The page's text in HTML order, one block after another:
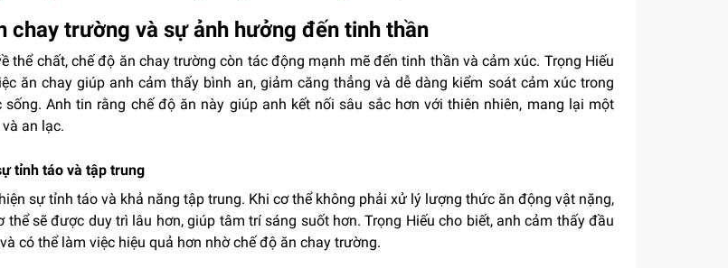
chay trường và sự ảnh hưởng đến tinh thần
thể chất, chế độ ăn chay trường còn tác động mạnh mẽ đến tinh thần và cảm xúc. Trọng Hiếu
ăn chay giúp anh cảm thấy bình an, giảm căng thẳng và dễ dàng kiểm soát cảm xúc trong
sống. Anh tin rằng chế độ ăn này giúp anh kết nối sâu sắc hơn với thiên nhiên, mang lại một
an lạc.
tỉnh táo và tập trung
sự tỉnh táo và khả năng tập trung. Khi cơ thể không phải xử lý lượng thức ăn động vật nặng,
thể sẽ được duy trì lâu hơn, giúp tâm trí sáng suốt hơn. Trọng Hiếu cho biết, anh cảm thấy đầu
có thể làm việc hiệu quả hơn nhờ chế độ ăn chay trường.